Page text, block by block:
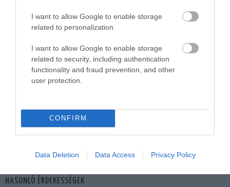
I want to allow Google to enable storage
related to personalization.
I want to allow Google to enable storage
related to security, including authentication
functionality and fraud prevention, and other
user protection.
CONFIRM
Data Deletion Data Access Privacy Policy
AZ ÁLOMFELIDÉZÉS TUDOMÁNYA: MIÉRT EMLÉKSZÜNK
EGYES ÁLMOKRA, MÁSOKRA PEDIG NEM?
KÖVETKEZŐ CIKK
GONDOLKODIK A FIKUSZ? – A NÖVÉNYI INTELLIGENCIA
HASONLÓ ÉRDEKESSÉGEK